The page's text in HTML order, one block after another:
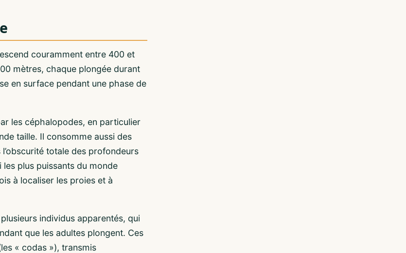
couramment entre 400 et
mètres, chaque plongée durant
en surface pendant une phase de
les céphalopodes, en particulier
taille. Il consomme aussi des
totale des profondeurs
plus puissants du monde
à localiser les proies et à
individus apparentés, qui
que les adultes plongent. Ces
« codas »), transmis